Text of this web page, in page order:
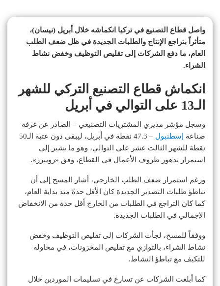
واصل قطاع التصنيع في تركيا انكماشه خلال أبريل (نيسان)،
متأثراً بتراجع الإنتاج والطلبات الجديدة في ظل ضعف الطلب
العام، ما دفع الشركات إلى تقليص التوظيف وخفض نشاط
الشراء.
انكماش قطاع التصنيع التركي للشهر
الـ13 على التوالي في أبريل
وسجل مؤشر مديري المشتريات التصنيعي – الصادر عن غرفة
صناعة
إسطنبول
– 47.3 نقطة في أبريل، ليبقى دون عتبة الـ50
نقطة للشهر الثالث عشر على التوالي، وهو ما يشير إلى
استمرار تدهور ظروف الأعمال في القطاع، وفق «رويترز».
ورغم استمرار ضعف الطلب الخارجي، أشار المسح إلى أن
تباطؤ طلبات التصدير الجديدة كان الأقل حدةً منذ بداية العام،
كما كان التراجع في الطلبات من الخارج أقل حدة من الانخفاض
الإجمالي في الطلبات الجديدة.
ووفقاً للمسح، لجأت الشركات إلى تقليص التوظيف وخفض
نشاط الشراء، بالتوازي مع تقليص المخزونات، في محاولة
للتكيف مع تباطؤ النشاط.
كما أبلغت الشركات عن تسارع في تسليمات الموردين خلال